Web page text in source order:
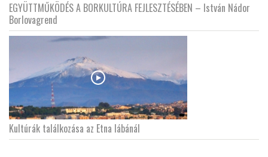
EGYÜTTMŰKÖDÉS A BORKULTÚRA FEJLESZTÉSÉBEN – István Nádor
Borlovagrend
Kultúrák találkozása az Etna lábánál